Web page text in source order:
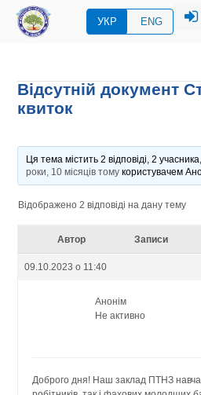
УКР ENG
Відсутній документ
квиток
Ця тема містить 2 відповіді, 2
роки, 10 місяців томукористувачем
Відображено 2 відповіді на дану тему
Автор Записи
09.10.2023 о 11:40
Анонім
Не активно
Доброго дня! Наш заклад ПТНЗ